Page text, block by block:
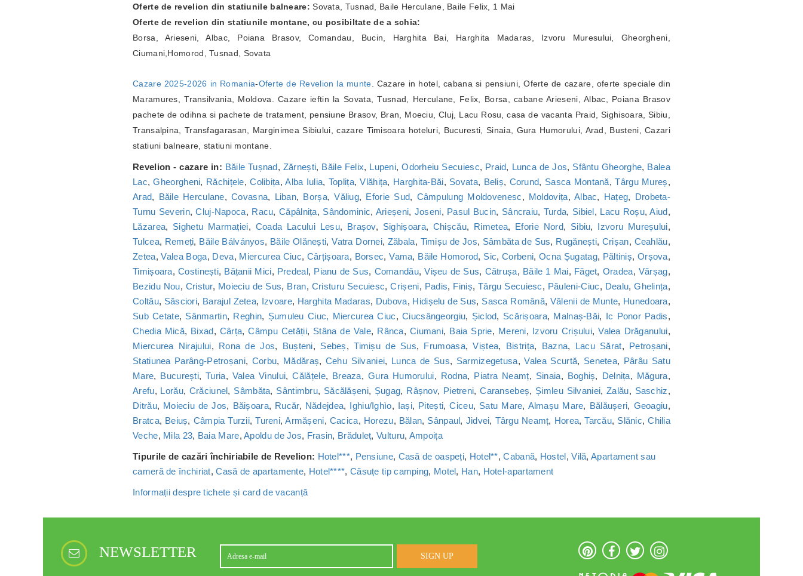
Oferte de revelion din statiunile balneare: Sovata, Tusnad, Baile Herculane, Baile Felix, 1 Mai
Oferte de revelion din statiunile montane, cu posibiltate de a schia:
Borsa, Arieseni, Albac, Poiana Brasov, Comandau, Bucin, Harghita Bai, Harghita Madaras, Izvoru Muresului, Gheorgheni,
Ciumani,Homorod, Tusnad, Sovata
Cazare 2025-2026 in Romania-Oferte de Revelion la munte. Cazare in hotel, cabana si pensiuni, Oferte de cazare, oferte speciale din
Maramures, Transilvania, Moldova. Cazare ieftin la Sovata, Tusnad, Herculane, Felix, Borsa, cabane Arieseni, Albac, Poiana Brasov
pachete de odihna si pachete de tratament, pensiune Brasov, Bran, Moeciu, Cluj, Lacu Rosu, casa de vacanta Praid, Sighisoara, Sibiu,
Transalpina, Transfagarasan, Marginimea Sibiului, cazare Timisoara hoteluri, Bucuresti, Sinaia, Gura Humorului, Arad, Busteni, Cazari
statiuni balneare, statiuni montane.
Revelion - cazare in: Băile Tușnad, Zărnești, Băile Felix, Lupeni,Odorheiu Secuiesc, Praid, Lunca de Jos, Sfântu Gheorghe, Balea
Lac,Gheorgheni, Răchițele,Colibița,Alba Iulia, Toplița,Vlăhița, Harghita-Băi, Sovata, Beliș, Corund, Sasca Montană,Târgu Mureș,
Arad, Băile Herculane,Covasna, Liban, Borșa,Văliug, Eforie Sud, Câmpulung Moldovenesc, Moldovița, Albac, Hațeg, Drobeta-
Turnu Severin,Cluj-Napoca, Racu, Căpâlnița, Sândominic, Arieșeni, Joseni, Pasul Bucin, Sâncraiu, Turda, Sibiel, Lacu Roșu,Aiud,
Lăzarea, Sighetu Marmației, Coada Lacului Lesu, Brașov, Sighișoara, Chișcău, Rimetea, Eforie Nord, Sibiu, Izvoru Mureșului,
Tulcea, Remeți, Băile Bálványos, Băile Olănești,Vatra Dornei, Zăbala, Timișu de Jos, Sâmbăta de Sus, Rugănești, Crișan, Ceahlău,
Zetea,Valea Boga, Deva, Miercurea Ciuc, Cârțișoara, Borsec,Vama, Băile Homorod, Sic,Corbeni, Ocna Șugatag, Păltiniș, Orșova,
Timișoara, Costinești, Bățanii Mici, Predeal, Pianu de Sus, Comandău,Vișeu de Sus, Cătrușa, Băile 1 Mai, Făget, Oradea, Vărșag,
Bezidu Nou, Cristur, Moieciu de Sus, Bran, Cristuru Secuiesc,Crișeni, Padis, Finiș,Târgu Secuiesc, Păuleni-Ciuc, Dealu,Ghelința,
Coltău, Săsciori, Barajul Zetea, Izvoare, Harghita Madaras, Dubova, Hidișelu de Sus, Sasca Română, Vălenii de Munte, Hunedoara,
Sub Cetate, Sânmartin, Reghin, Șumuleu Ciuc, Miercurea Ciuc,Ciucsângeorgiu, Șiclod, Scărișoara, Malnaș-Băi, Ic Ponor Padis,
Chedia Mică, Bixad, Cârța,Câmpu Cetății, Stâna de Vale, Rânca, Ciumani, Baia Sprie, Mereni, Izvoru Crișului,Valea Drăganului,
Miercurea Nirajului, Rona de Jos, Bușteni, Sebeș,Timișu de Sus, Frumoasa,Viștea, Bistrița, Bazna, Lacu Sărat, Petroșani,
Statiunea Parâng-Petroșani, Corbu, Mădăraș, Cehu Silvaniei, Lunca de Sus, Sarmizegetusa,Valea Scurtă, Senetea, Pârâu Satu
Mare, București,Turia, Valea Vinului,Călățele, Breaza, Gura Humorului, Rodna, Piatra Neamț, Sinaia, Boghiș, Delnița, Măgura,
Arefu, Lorău, Crăciunel, Sâmbăta, Sântimbru, Săcălășeni, Șugag, Râșnov, Pietreni,Caransebeș, Șimleu Silvaniei,Zalău, Saschiz,
Ditrău, Moieciu de Jos, Băișoara, Rucăr, Nădejdea, Ighiu/Ighìo, Iași, Pitești,Ciceu, Satu Mare, Almașu Mare, Bălăușeri, Geoagiu,
Bratca, Beiuș, Câmpia Turzii,Tureni,Armășeni, Cacica, Horezu, Bălan, Sânpaul, Jidvei, Târgu Neamț, Horea,Tarcău, Slănic,Chilia
Veche, Mila 23, Baia Mare,Apoldu de Jos, Frasin, Brăduleț,Vulturu, Ampoița
Tipurile de cazări închiriabile de Revelion: Hotel***, Pensiune, Casă de oaspeți, Hotel**,Cabană, Hostel,Vilă,Apartament sau
cameră de închiriat,Casă de apartamente, Hotel****, Căsuțe tip camping, Motel, Han, Hotel-apartament
Informații despre tichete și card de vacanță
NEWSLETTER SIGN UP